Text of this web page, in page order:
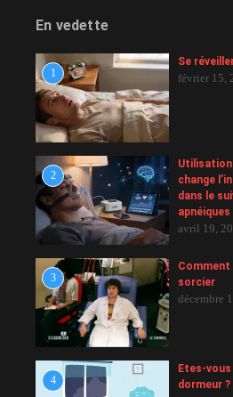
En vedette
1
Se
février 15,
2
Utilisation
change
dans le
apnéiques
avril 19,
3
Comment
sorcier
décembre
4
Etes-
dormeur ?